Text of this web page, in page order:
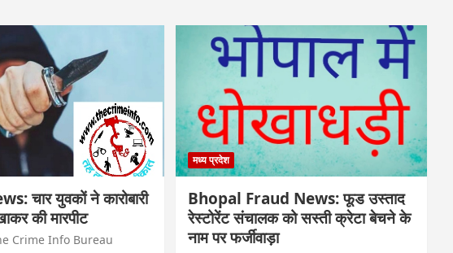
चार युवकों ने कारोबारी
की मारपीट
Crime Info Bureau
मध्य प्रदेश
Bhopal Fraud News: फूड उस्ताद
रेस्टोरेंट संचालक को सस्ती क्रेटा बेचने के
नाम पर फर्जीवाड़ा